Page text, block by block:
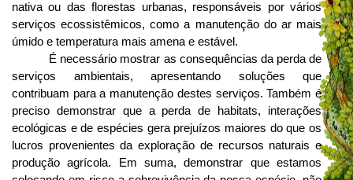
nativa ou das florestas urbanas, responsáveis por vários
serviços ecossistêmicos, como a manutenção do ar mais
úmido e temperatura mais amena e estável.
É necessário mostrar as consequências da perda de
serviços ambientais, apresentando soluções que
contribuam para a manutenção destes serviços. Também é
preciso demonstrar que a perda de habitats, interações
ecológicas e de espécies gera prejuízos maiores do que os
lucros provenientes da exploração de recursos naturais e
produção agrícola. Em suma, demonstrar que estamos